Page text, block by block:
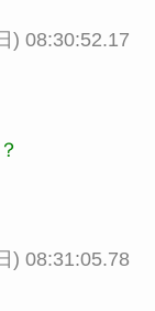
) 08:30:52.17
) 08:31:05.78